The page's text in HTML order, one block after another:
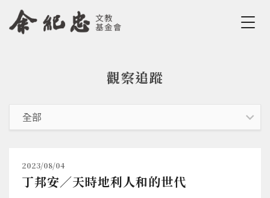
Jump to Navigation
Jump to Main content
觀察追蹤
2023/08/04
丁邦安／天時地利人和的世代